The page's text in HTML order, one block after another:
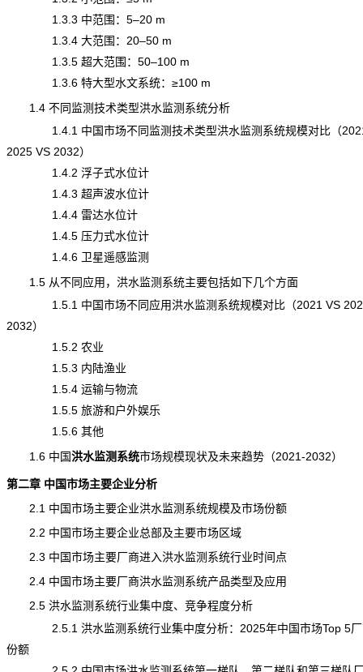
1.3.3 中范围：5–20 m
1.3.4 大范围：20–50 m
1.3.5 超大范围：50–100 m
1.3.6 特大型水文系统：≥100 m
1.4 不同监测技术类型洪水监测系统分析
1.4.1 中国市场不同监测技术类型洪水监测系统规模对比（
2025 VS 2032）
1.4.2 浮子式水位计
1.4.3 超声波水位计
1.4.4 雷达水位计
1.4.5 压力式水位计
1.4.6 卫星遥感监测
1.5 从不同应用，洪水监测系统主要包括如下几个方面
1.5.1 中国市场不同应用洪水监测系统规模对比（2021 VS
2032）
1.5.2 农业
1.5.3 内陆渔业
1.5.4 运输与物流
1.5.5 旅游和户外娱乐
1.5.6 其他
1.6 中国洪水监测系统市场规模现状及未来趋势（2021-2032）
第二章 中国市场主要企业分析
2.1 中国市场主要企业洪水监测系统规模及市场份额
2.2 中国市场主要企业总部及主要市场区域
2.3 中国市场主要厂商进入洪水监测系统行业时间点
2.4 中国市场主要厂商洪水监测系统产品类型及应用
2.5 洪水监测系统行业集中度、竞争程度分析
2.5.1 洪水监测系统行业集中度分析：2025年中国市场Top 5厂
份额